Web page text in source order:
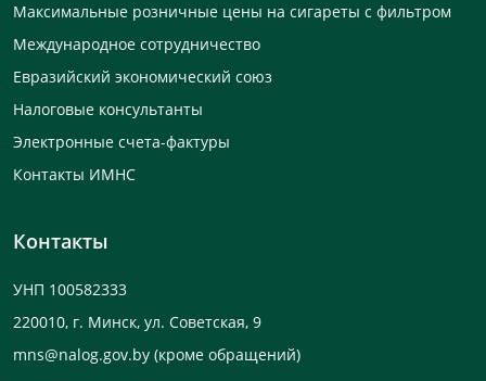
Максимальные розничные цены на сигареты с фильтром
Международное сотрудничество
Евразийский экономический союз
Налоговые консультанты
Электронные счета-фактуры
Контакты ИМНС
Контакты
УНП 100582333
220010, г. Минск, ул. Советская, 9
mns@nalog.gov.by (кроме обращений)